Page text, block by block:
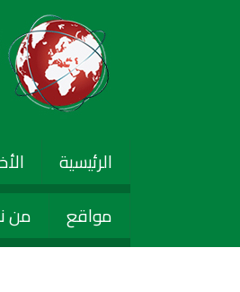
الرئيسية
مواقع
من